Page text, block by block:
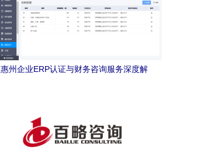
惠州企业ERP认证与财务咨询服务深度解